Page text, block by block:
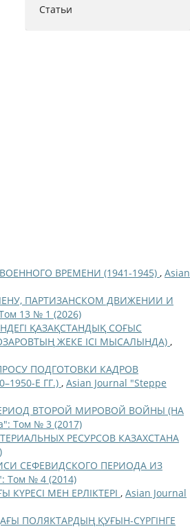
Статьи
ВРЕМЕНИ (1941-1945) , Asian
ПАРТИЗАНСКОМ ДВИЖЕНИИ И
13 № 1 (2026)
ҚАЗАҚСТАНДЫҚ СОҒЫС
ЖЕКЕ ІСІ МЫСАЛЫНДА) ,
ПОДГОТОВКИ КАДРОВ
Е ГГ.) , Asian Journal "Steppe
ВТОРОЙ МИРОВОЙ ВОЙНЫ (НА
Том № 3 (2017)
РЕСУРСОВ КАЗАХСТАНА
СЕФЕВИДСКОГО ПЕРИОДА ИЗ
Том № 4 (2014)
МЕН ЕРЛІКТЕРІ , Asian Journal
ПОЛЯКТАРДЫҢ ҚУҒЫН-СҮРГІНГЕ